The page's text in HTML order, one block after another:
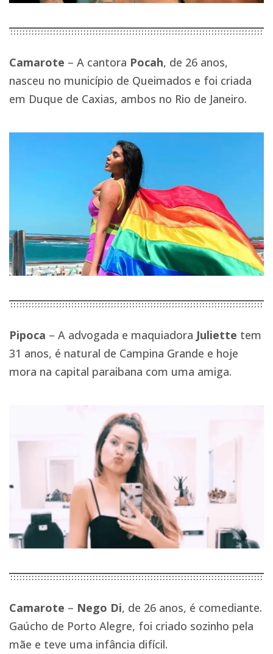
Camarote – A cantora Pocah, de 26 anos,
nasceu no município de Queimados e foi criada
em Duque de Caxias, ambos no Rio de Janeiro.
Pipoca – A advogada e maquiadora Juliette tem
31 anos, é natural de Campina Grande e hoje
mora na capital paraibana com uma amiga.
Camarote – Nego Di, de 26 anos, é comediante.
Gaúcho de Porto Alegre, foi criado sozinho pela
mãe e teve uma infância difícil.